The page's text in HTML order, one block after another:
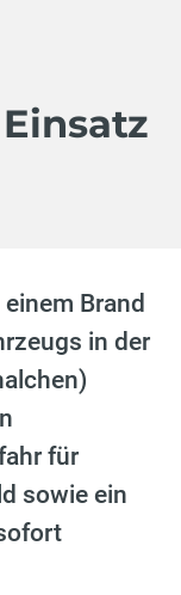
Brand
in der
für
sowie ein